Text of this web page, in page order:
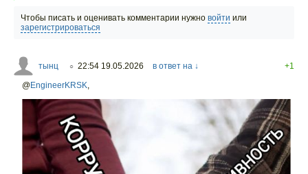
Чтобы писать и оценивать комментарии нужно войти или
зарегистрироваться
тынц ○ 22:54 19.05.2026 в ответ на ↓
+1
@EngineerKRSK,